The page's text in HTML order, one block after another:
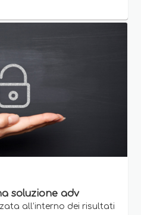
soluzione adv
all’interno dei risultati